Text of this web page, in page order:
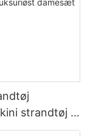
strandtøj til